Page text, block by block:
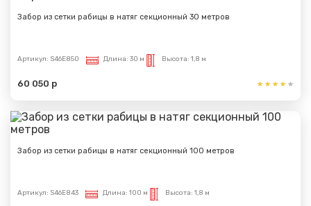
Забор из сетки рабицы в натяг секционный 30 метров
Артикул: S46E850 Длина: 30 м Высота: 1,8 м
60 050 р
Забор из сетки рабицы в натяг секционный 100 метров
Артикул: S46E843 Длина: 100 м Высота: 1,8 м